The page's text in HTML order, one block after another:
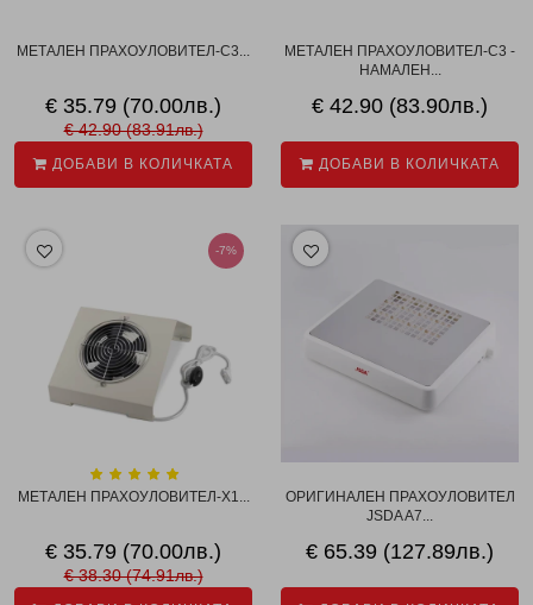
МЕТАЛЕН ПРАХОУЛОВИТЕЛ-C3...
€ 35.79 (70.00лв.)
€ 42.90 (83.91лв.)
ДОБАВИ В КОЛИЧКАТА
МЕТАЛЕН ПРАХОУЛОВИТЕЛ-C3 -
НАМАЛЕН...
€ 42.90 (83.90лв.)
ДОБАВИ В КОЛИЧКАТА
-7%
МЕТАЛЕН ПРАХОУЛОВИТЕЛ-Х1...
€ 35.79 (70.00лв.)
€ 38.30 (74.91лв.)
ОРИГИНАЛЕН ПРАХОУЛОВИТЕЛ
JSDA A7...
€ 65.39 (127.89лв.)